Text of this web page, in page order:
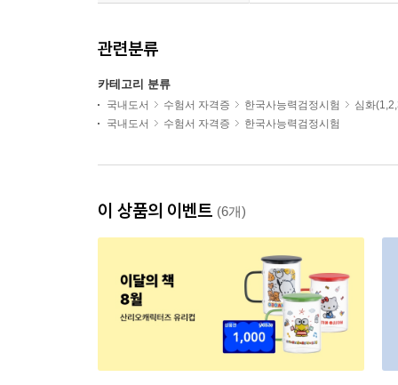
관련분류
카테고리 분류
국내도서 수험서 자격증 한국사능력검정시험
심화
국내도서
수험서 자격증 한국사능력검정시험
이 상품의 이벤트 (6개)